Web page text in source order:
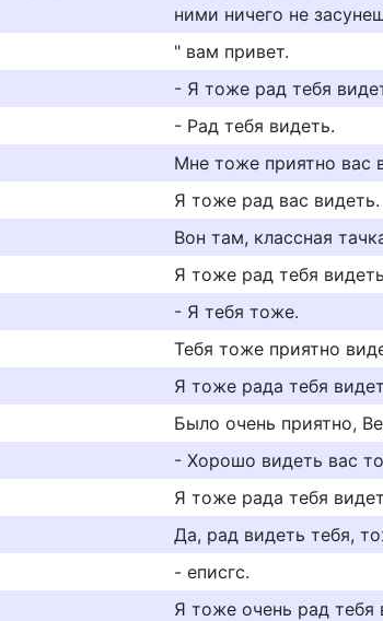
ними ничего не
" вам привет.
- Я тоже рад тебя
- Рад тебя видеть.
Мне тоже приятно вас
Я тоже рад вас видеть.
Вон там, классная
Я тоже рад тебя
- Я тебя тоже.
Тебя тоже приятно
Я тоже рада тебя
Было очень приятно,
- Хорошо видеть вас
Я тоже рада тебя
Да, рад видеть тебя,
- еписгс.
Я тоже очень рад тебя